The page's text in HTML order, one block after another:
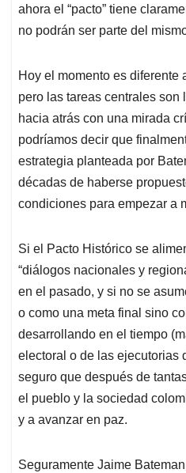
ahora el “pacto” tiene
no podrán ser parte del
Hoy el momento es diferente
pero las tareas centrales son
hacia atrás con una mirada
podríamos decir que
estrategia planteada por
décadas de haberse
condiciones para empezar a
Si el Pacto Histórico se
“diálogos nacionales y
en el pasado, y si no se
o como una meta final sino
desarrollando en el tiempo
electoral o de las ejecutorias
seguro que después de
el pueblo y la sociedad
y a avanzar en paz.
Seguramente Jaime